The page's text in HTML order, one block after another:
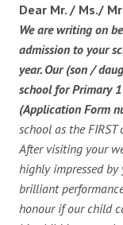
Dear Mr. / Ms./
We are writing on
admission to your
year. Our (son /
school for Primary
(Application Form
school as the
After visiting your
highly impressed
brilliant
honour if our child